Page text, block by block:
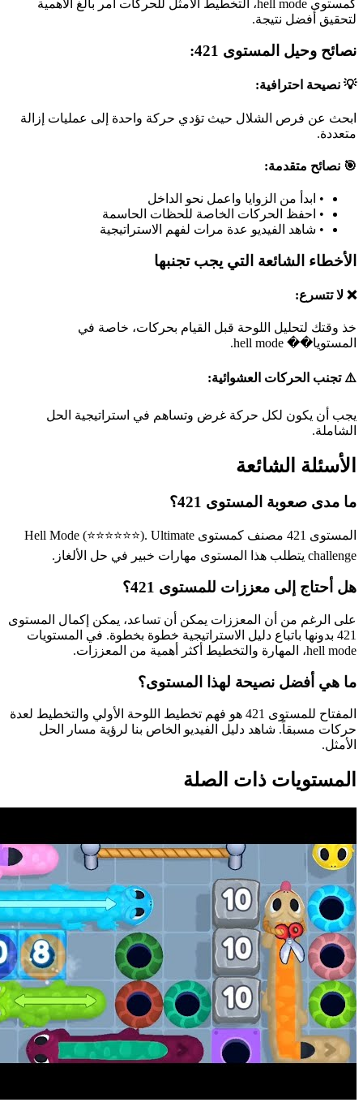
كمستوى hell mode، التخطيط الأمثل للحركات أمر بالغ الأهمية
لتحقيق أفضل نتيجة.
نصائح وحيل المستوى 421:
💡 نصيحة احترافية:
ابحث عن فرص الشلال حيث تؤدي حركة واحدة إلى عمليات إزالة
متعددة.
🎯 نصائح متقدمة:
• ابدأ من الزوايا واعمل نحو الداخل
• احفظ الحركات الخاصة للحظات الحاسمة
• شاهد الفيديو عدة مرات لفهم الاستراتيجية
الأخطاء الشائعة التي يجب تجنبها
❌ لا تتسرع:
خذ وقتك لتحليل اللوحة قبل القيام بحركات، خاصة في
المستويا�� hell mode.
⚠️ تجنب الحركات العشوائية:
يجب أن يكون لكل حركة غرض وتساهم في استراتيجية الحل
الشاملة.
الأسئلة الشائعة
ما مدى صعوبة المستوى 421؟
المستوى 421 مصنف كمستوى Hell Mode (⭐⭐⭐⭐⭐⭐). Ultimate
challenge يتطلب هذا المستوى مهارات خبير في حل الألغاز.
هل أحتاج إلى معززات للمستوى 421؟
على الرغم من أن المعززات يمكن أن تساعد، يمكن إكمال المستوى
421 بدونها باتباع دليل الاستراتيجية خطوة بخطوة. في المستويات
hell mode، المهارة والتخطيط أكثر أهمية من المعززات.
ما هي أفضل نصيحة لهذا المستوى؟
المفتاح للمستوى 421 هو فهم تخطيط اللوحة الأولي والتخطيط لعدة
حركات مسبقاً. شاهد دليل الفيديو الخاص بنا لرؤية مسار الحل
الأمثل.
المستويات ذات الصلة